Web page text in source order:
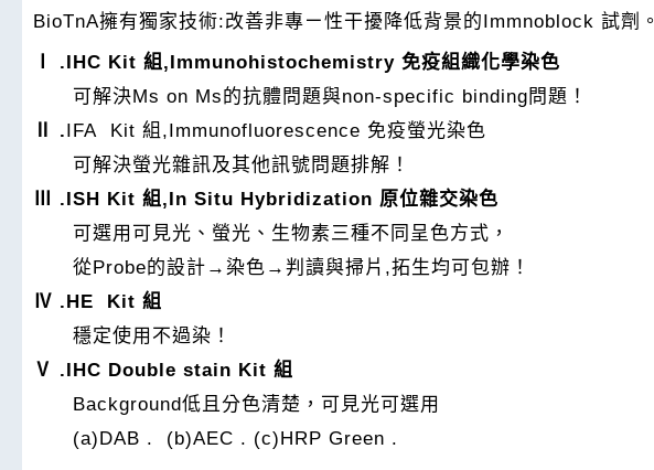
BioTnA擁有獨家技術:改善非專ㄧ性干擾降低背景的Immnoblock 試劑。
Ⅰ .IHC Kit 組,Immunohistochemistry 免疫組織化學染色
可解決Ms on Ms的抗體問題與non-specific binding問題！
Ⅱ .IFA Kit 組,Immunofluorescence 免疫螢光染色
可解決螢光雜訊及其他訊號問題排解！
Ⅲ .ISH Kit 組,In Situ Hybridization 原位雜交染色
可選用可見光、螢光、生物素三種不同呈色方式，
從Probe的設計→染色→判讀與掃片,拓生均可包辦！
Ⅳ .HE Kit 組
穩定使用不過染！
Ⅴ .IHC Double stain Kit 組
Background低且分色清楚，可見光可選用
(a)DAB . (b)AEC . (c)HRP Green .